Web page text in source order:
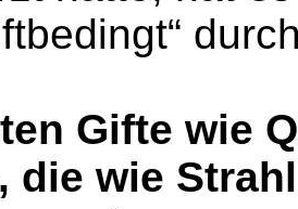
Gifte wie
die wie